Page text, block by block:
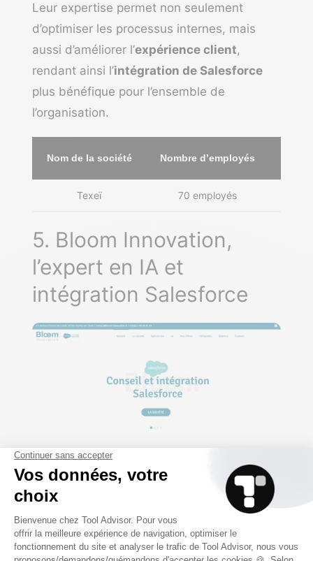
Leur expertise permet non seulement
d’optimiser les processus internes, mais
aussi d’améliorer l’expérience client,
rendant ainsi l’intégration de Salesforce
plus bénéfique pour l’ensemble de
l’organisation.
Nom de la société Nombre d’employés
Texeï 70 employés
5. Bloom Innovation,
l’expert en IA et
intégration Salesforce
Bloom Innovation
Salesforcequi se spécialise dans
l’intégration des solutions Salesforce avec
un fort accent sur l’intelligence artificielle.
Leur expertise couvre une gamme étendue